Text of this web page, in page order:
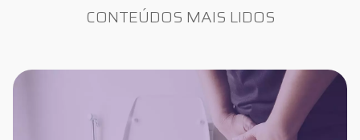
CONTEÚDOS MAIS LIDOS